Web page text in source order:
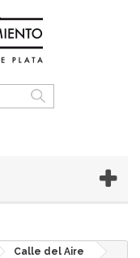
Calle del Aire